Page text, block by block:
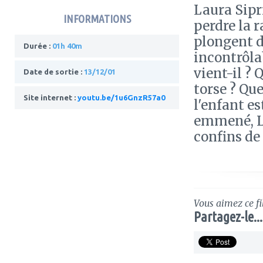
INFORMATIONS
Durée : 01h 40m
Date de sortie : 13/12/01
Site internet : youtu.be/1u6GnzR57a0
Laura
perdre la
plongent
vient-il ?
torse ?
l'enfant
emmené,
confins
Vous aimez ce
Partagez-le...